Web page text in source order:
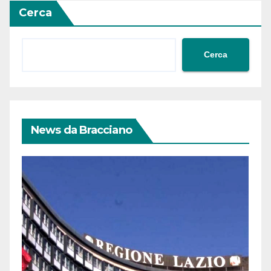
Cerca
Cerca
News da Bracciano